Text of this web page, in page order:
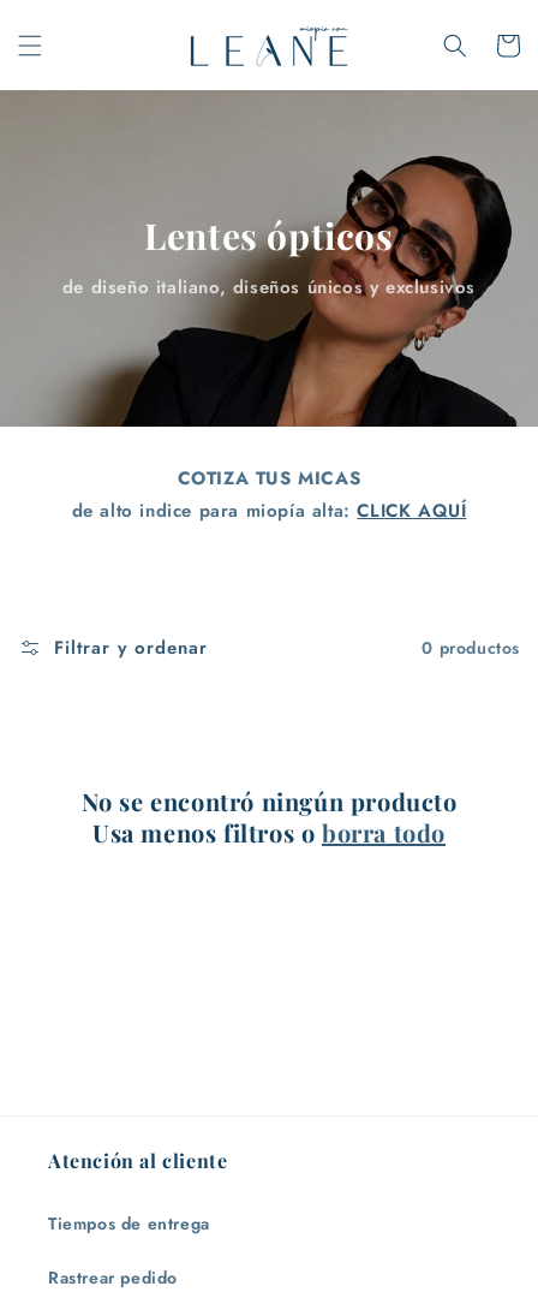
al contenido
Carrito
Lentes ópticos
de diseño italiano, diseños únicos y exclusivos
COTIZA TUS MICAS
de alto indice para miopía alta:CLICK AQUÍ
Filtrar y ordenar 0 productos
No se encontró ningún producto
Usa menos filtros o borra todo
Atención al cliente
Tiempos de entrega
Rastrear pedido